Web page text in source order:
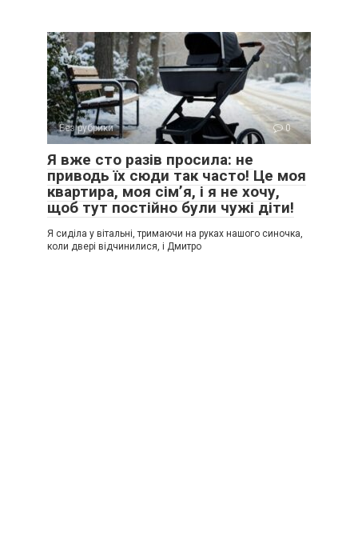
Без рубрики 0
Я вже сто разів просила: не
приводь їх сюди так часто! Це моя
квартира, моя сім’я, і я не хочу,
щоб тут постійно були чужі діти!
Я сиділа у вітальні, тримаючи на руках нашого синочка,
коли двері відчинилися, і Дмитро